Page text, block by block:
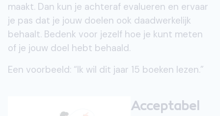
maakt. Dan kun je achteraf evalueren en ervaar
je pas dat je jouw doelen ook daadwerkelijk
behaalt. Bedenk voor jezelf hoe je kunt meten
of je jouw doel hebt behaald.
Een voorbeeld: “Ik wil dit jaar 15 boeken lezen.”
Acceptabel